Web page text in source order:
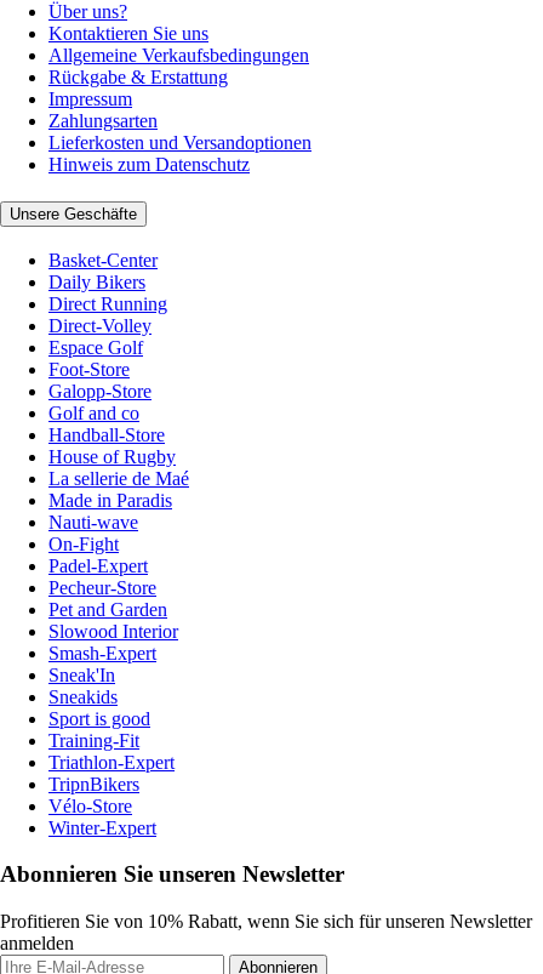
Über uns?
Kontaktieren Sie uns
Allgemeine Verkaufsbedingungen
Rückgabe & Erstattung
Impressum
Zahlungsarten
Lieferkosten und Versandoptionen
Hinweis zum Datenschutz
Unsere Geschäfte
Basket-Center
Daily Bikers
Direct Running
Direct-Volley
Espace Golf
Foot-Store
Galopp-Store
Golf and co
Handball-Store
House of Rugby
La sellerie de Maé
Made in Paradis
Nauti-wave
On-Fight
Padel-Expert
Pecheur-Store
Pet and Garden
Slowood Interior
Smash-Expert
Sneak'In
Sneakids
Sport is good
Training-Fit
Triathlon-Expert
TripnBikers
Vélo-Store
Winter-Expert
Abonnieren Sie unseren Newsletter
Profitieren Sie von 10% Rabatt, wenn Sie sich für unseren Newsletter
anmelden
Abonnieren